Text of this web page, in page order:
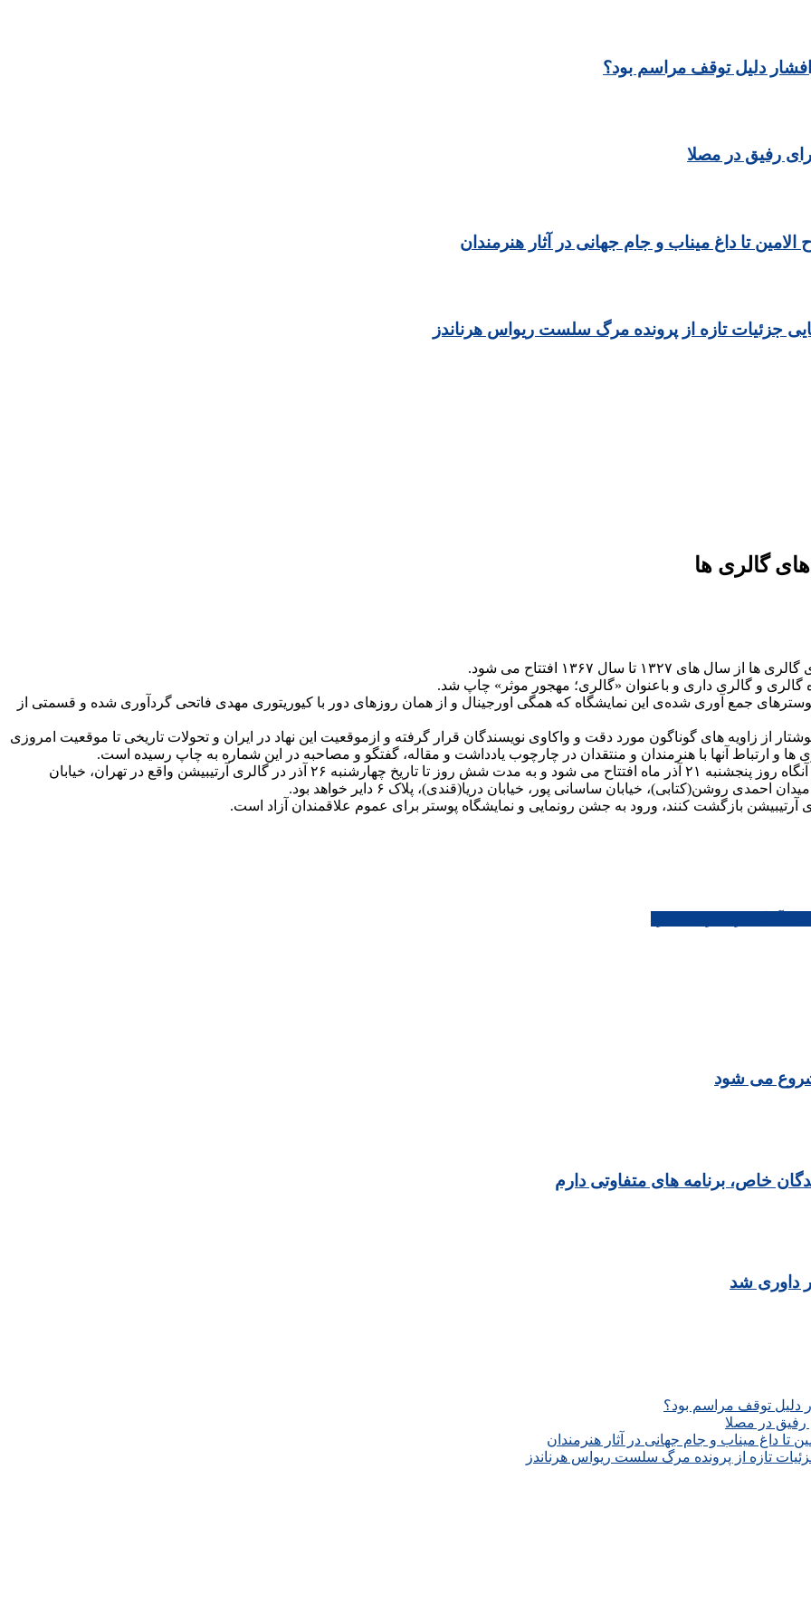
دلیل توقف مراسم بود؟
رفیق در مصلا
تا داغ میناب و جام جهانی در آثار هنرمندان
جزئیات تازه از پرونده مرگ سلست ریواس هرناندز
گالری ها
تا سال ۱۳۶۷ افتتاح می شود.
گالری و گالری داری و باعنوان «گالری؛ مهجور موثر» چاپ شد.
جمع آوری شده‌ی این نمایشگاه که همگی اورجینال و از همان روزهای دور با کیوریتوری مهدی فاتحی گردآوری شده و قسمتی از
این شماره‌ی مجله‌ی آنگاه موضوعات گالری و گالری گردی با ۳۵ نوشتار از زاویه های گوناگون مورد دقت و واکاوی نویسندگان قرار گرفته و ازموقعیت این نهاد در ایران و تحولات تاریخی تا موقعیت امروزی
و ارتباط آنها با هنرمندان و منتقدان در چارچوب یادداشت و مقاله، گفتگو و مصاحبه در این شماره به چاپ رسیده است.
نمایش و رونمایی این پوسترها در حاشیه‌ی رونمایی از نهمین شماره‌ی آنگاه روز پنجشنبه ۲۱ آذر ماه افتتاح می شود و به مدت شش روز تا تاریخ چهارشنبه ۲۶ آذر در گالری آرتیبیشن واقع در تهران، خیابان
روشن(کتابی)، خیابان ساسانی پور، خیابان دریا(قندی)، پلاک ۶ دایر خواهد بود.
شروع می شود
خاص، برنامه های متفاوتی دارم
داوری شد
دلیل توقف مراسم بود؟
در مصلا
داغ میناب و جام جهانی در آثار هنرمندان
تازه از پرونده مرگ سلست ریواس هرناندز